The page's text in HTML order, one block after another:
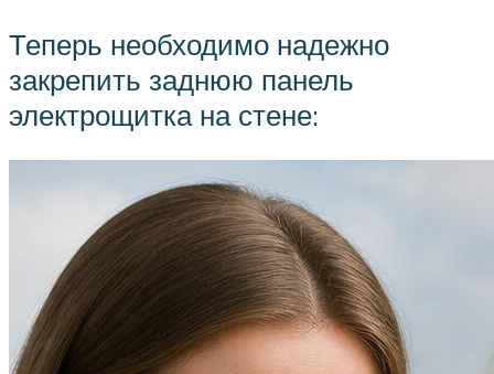
Теперь необходимо надежно
закрепить заднюю панель
электрощитка на стене: